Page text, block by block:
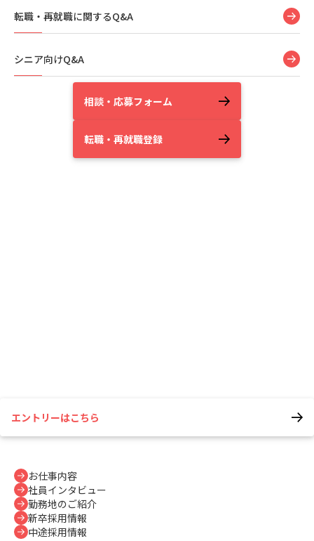
転職・再就職に関するQ&A
シニア向けQ&A
相談・応募フォーム
転職・再就職登録
エントリーはこちら
お仕事内容
社員インタビュー
勤務地のご紹介
新卒採用情報
中途採用情報